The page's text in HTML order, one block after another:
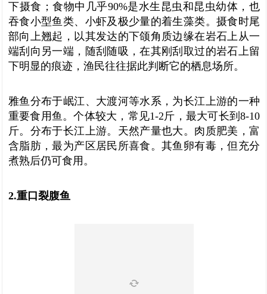
下摄食；食物中几乎90%是水生昆虫和昆虫幼体，也
吞食小型鱼类、小虾及极少量的着生藻类。摄食时尾
部向上翘起，以其发达的下颌角质边缘在岩石上从一
端刮向另一端，随刮随吸，在其刚刮取过的岩石上留
下明显的痕迹，渔民往往据此判断它的栖息场所。
雅鱼分布于岷江、大渡河等水系，为长江上游的一种
重要食用鱼。个体较大，常见1-2斤，最大可长到8-10
斤。分布于长江上游。天然产量也大。肉质肥美，富
含脂肪，最为产区居民所喜食。其鱼卵有毒，但充分
煮熟后仍可食用。
2.重口裂腹鱼